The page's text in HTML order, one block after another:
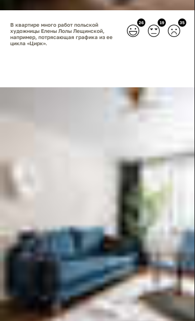
26 19 35
В квартире много работ польской
художницы Елены Лолы Лещинской,
например, потрясающая графика из ее
цикла «Цирк».